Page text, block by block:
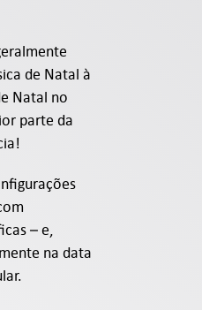
de Natal à
Natal no
parte da
– e,
na data